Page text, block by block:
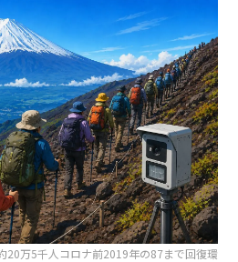
20万5千人コロナ前2019年の87まで回復環